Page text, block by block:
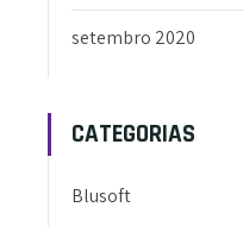
setembro 2020
CATEGORIAS
Blusoft